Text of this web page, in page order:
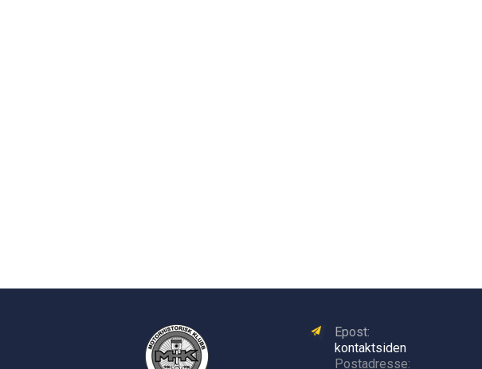
Epost:
kontaktsiden
Postadresse: